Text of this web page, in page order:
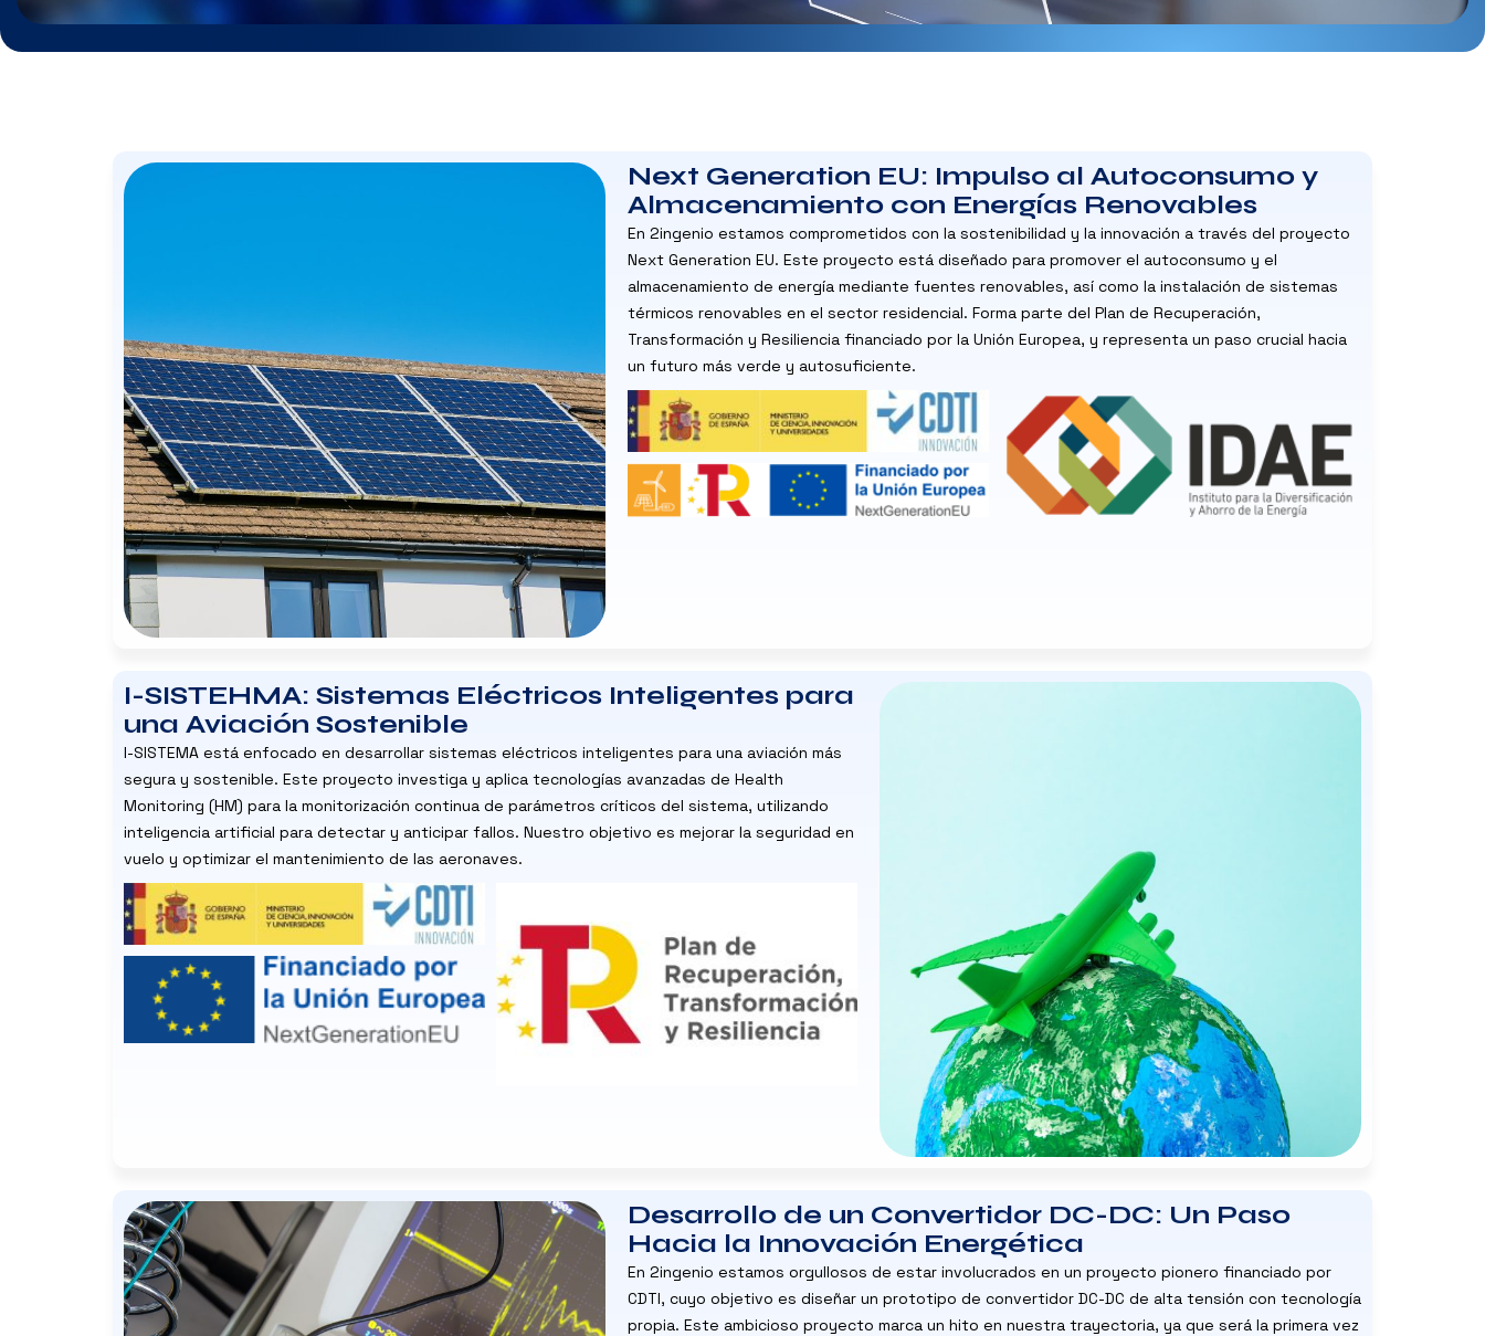
Next Generation EU: Impulso al Autoconsumo y
Almacenamiento con Energías Renovables
En 2ingenio estamos comprometidos con la sostenibilidad y la innovación a través del proyecto
Next Generation EU. Este proyecto está diseñado para promover el autoconsumo y el
almacenamiento de energía mediante fuentes renovables, así como la instalación de sistemas
térmicos renovables en el sector residencial. Forma parte del Plan de Recuperación,
Transformación y Resiliencia financiado por la Unión Europea, y representa un paso crucial hacia
un futuro más verde y autosuficiente.
I-SISTEHMA: Sistemas Eléctricos Inteligentes para
una Aviación Sostenible
I-SISTEMA está enfocado en desarrollar sistemas eléctricos inteligentes para una aviación más
segura y sostenible. Este proyecto investiga y aplica tecnologías avanzadas de Health
Monitoring (HM) para la monitorización continua de parámetros críticos del sistema, utilizando
inteligencia artificial para detectar y anticipar fallos. Nuestro objetivo es mejorar la seguridad en
vuelo y optimizar el mantenimiento de las aeronaves.
Desarrollo de un Convertidor DC-DC: Un Paso
Hacia la Innovación Energética
En 2ingenio estamos orgullosos de estar involucrados en un proyecto pionero financiado por
CDTI, cuyo objetivo es diseñar un prototipo de convertidor DC-DC de alta tensión con tecnología
propia. Este ambicioso proyecto marca un hito en nuestra trayectoria, ya que será la primera vez